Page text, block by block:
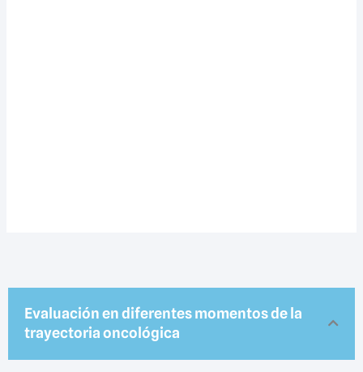
Evaluación en diferentes momentos de la
trayectoria oncológica